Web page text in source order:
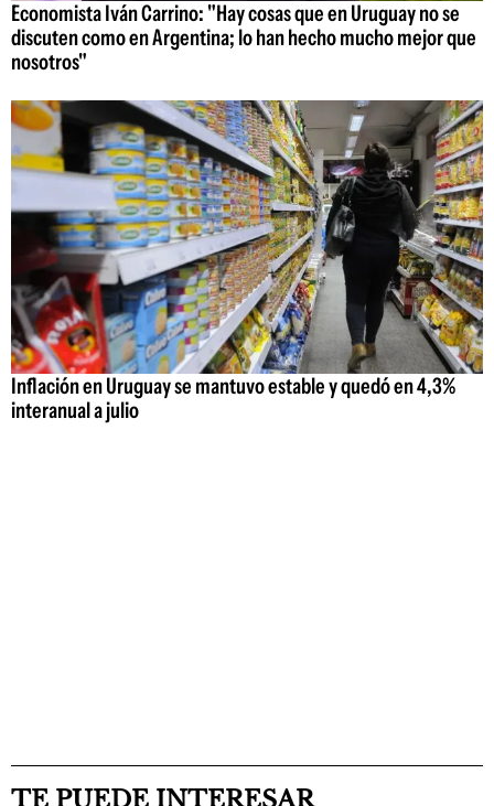
Economista Iván Carrino: "Hay cosas que en Uruguay no se
discuten como en Argentina; lo han hecho mucho mejor que
nosotros"
Inflación en Uruguay se mantuvo estable y quedó en 4,3%
interanual a julio